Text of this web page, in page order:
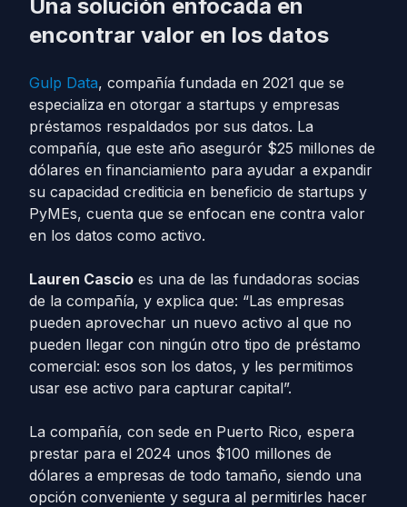
Una solución enfocada en
encontrar valor en los datos
Gulp Data, compañía fundada en 2021 que se
especializa en otorgar a startups y empresas
préstamos respaldados por sus datos. La
compañía, que este año asegurór $25 millones de
dólares en financiamiento para ayudar a expandir
su capacidad crediticia en beneficio de startups y
PyMEs, cuenta que se enfocan ene contra valor
en los datos como activo.
Lauren Cascio es una de las fundadoras socias
de la compañía, y explica que: “Las empresas
pueden aprovechar un nuevo activo al que no
pueden llegar con ningún otro tipo de préstamo
comercial: esos son los datos, y les permitimos
usar ese activo para capturar capital”.
La compañía, con sede en Puerto Rico, espera
prestar para el 2024 unos $100 millones de
dólares a empresas de todo tamaño, siendo una
opción conveniente y segura al permitirles hacer